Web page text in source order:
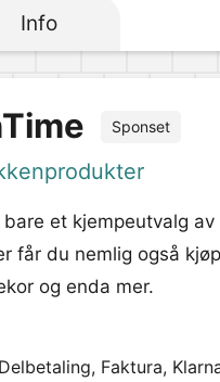
Info
Sponset
et kjempeutvalg
får du nemlig også
og enda mer.
Faktura,